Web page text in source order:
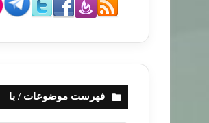
فهرست موضوعات / با